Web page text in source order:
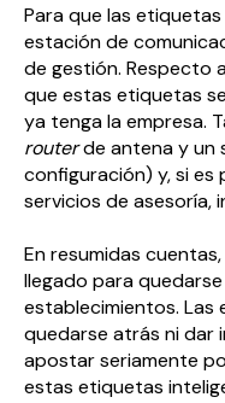
Para que las
estación de
de gestión. Respecto
que estas etiquetas
ya tenga la empresa.
routerde antena y un
configuración) y, si
servicios de asesoría,
En resumidas
llegado para
establecimientos. Las
quedarse atrás ni dar
apostar seriamente
estas etiquetas